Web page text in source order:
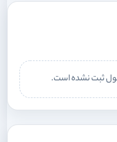
ثبت نشده است.